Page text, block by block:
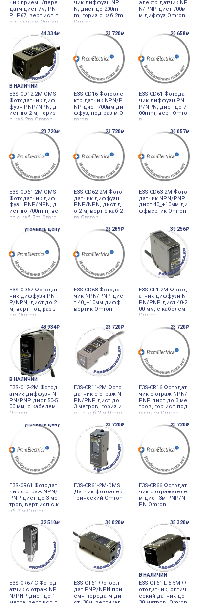
чик приемн/пере
датч дист 7м, PN
P, IP67, верт исп п
од разъем Omron
чик диффузн NP
N, дист до 200m
m, гориз с каб 2m
Omron
электр датчик NP
N/PNP дист 700м
м диффуз Omron
44 334₽
В НАЛИЧИИ
E3S-CD12-2M-OMS
Фотодатчик диф
фузн PNP/NPN, д
ист до 2 м, гориз
с каб 2m Omron
23 720₽
E3S-CD16 Фотоэле
ктр датчик NPN/P
NP дист 700мм ди
ффуз, под раз-м O
mron
20 658₽
E3S-CD61 Фотодат
чик диффузн PN
P/NPN, дист до 7
00mm, верт Omro
n
23 720₽
E3S-CD61-2M-OMS
Фотодатчик диф
фузн PNP/NPN, д
ист до 700mm, ве
рт с каб 2m Omro
23 720₽
E3S-CD62-2M Фото
датчик диффузн
PNP/NPN, дист д
о 2 м, верт с каб 2
m Omron
30 057₽
E3S-CD63-2M Фото
датчик NPN/PNP
дист 40_+10мм ди
ффвертик Omron
уточнить цену
E3S-CD67 Фотодат
чик диффузн PN
P/NPN, дист до 2
м, верт под разъ
ем Omron
28 289₽
E3S-CD68 Фотодат
чик NPN/PNP дис
т 40_+10мм дифф
вертик Omron
39 256₽
E3S-CL1-2M Фотод
атчик диффузн N
PN/PNP дист 40-2
00 мм, с кабелем
Omron
48 934₽
В НАЛИЧИИ
E3S-CL2-2M Фотод
атчик диффузн N
PN/PNP дист 50-5
00 мм, с кабелем
Omron
23 720₽
E3S-CR11-2M Фото
датчик с отраж N
PN/PNP дист до
3 метров, гориз и
сп с каб 2 м Omro
23 720₽
E3S-CR16 Фотодат
чик с отраж NPN/
PNP дист до 3 ме
тров, гор исп под
разъем Omron
уточнить цену
E3S-CR61 Фотодат
чик с отраж NPN/
PNP дист до 3 ме
тров, верт исп с к
аб 2 м Omron
23 720₽
E3S-CR61-2M-OMS
Датчик фотоэлек
трический Omron
23 720₽
E3S-CR66 Фотодат
чик с отражателе
м дист 3м PNP/N
PN Omron
32 510₽
E3S-CR67-C Фотод
атчик с отраж NP
N/PNP дист до 1
30 020₽
E3S-CT61 Фотоэл
дат PNP/NPN при
емн-передатч ди
35 320₽
В НАЛИЧИИ
E3S-CT61-L-5-5M Ф
отодатчик, оптич
еский датчик до